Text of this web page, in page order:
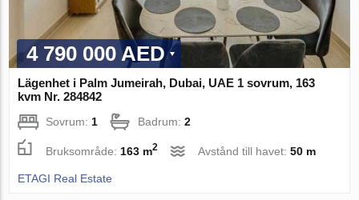
4 790 000 AED
Lägenhet i Palm Jumeirah, Dubai, UAE 1 sovrum, 163
kvm Nr. 284842
Sovrum: 1 Badrum:2
Bruksområde: 163 m2 Avstånd till havet:50 m
ETAGI Real Estate